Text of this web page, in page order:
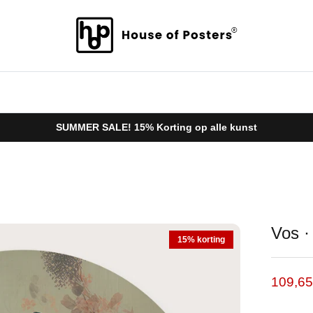
SUMMER SALE! 15% Korting op alle kunst
15% korting Vos